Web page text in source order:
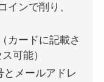
インで削り、
カードに記載さ
可能）
とメールアドレ